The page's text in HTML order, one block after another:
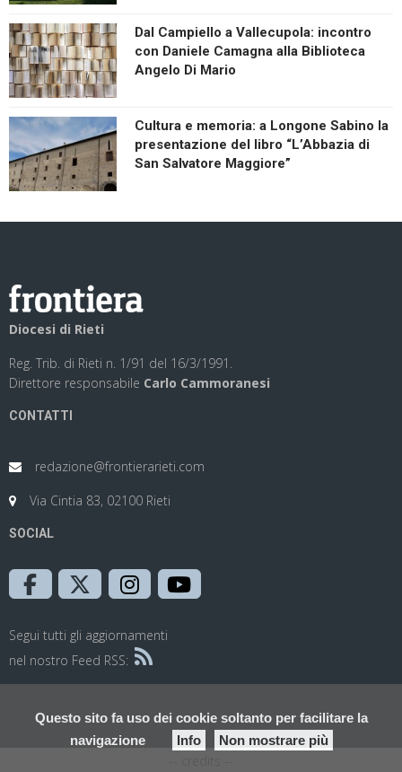
Questo sito fa uso dei cookie soltanto per facilitare la
navigazione
Info Non mostrare più
Dal Campiello a Vallecupola: incontro
con Daniele Camagna alla Biblioteca
Angelo Di Mario
Cultura e memoria: a Longone Sabino la
presentazione del libro “L’Abbazia di
San Salvatore Maggiore”
Diocesi di Rieti
Reg. Trib. di Rieti n. 1/91 del 16/3/1991.
Direttore responsabile Carlo Cammoranesi
CONTATTI
redazione@frontierarieti.com
Via Cintia 83, 02100 Rieti
SOCIAL
Segui tutti gli aggiornamenti
nel nostro Feed RSS: